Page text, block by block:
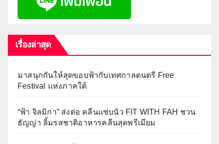
เรื่องล่าสุด
มาสนุกกันให้สุดขอบฟ้ากับเทศกาลดนตรี Free
Festival แห่งภาคใต้
“ฟ้า จิลมิกา” ส่งต่อ คลีนแซ่บนัว FIT WITH FAH ชวน
ธัญญ่า ลิ้มรสชาติอาหารคลีนสุดพรีเมียม